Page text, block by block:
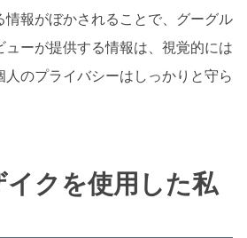
情報がぼかされることで、グーグル
ューが提供する情報は、視覚的には
のプライバシーはしっかりと守ら
イクを使用した私